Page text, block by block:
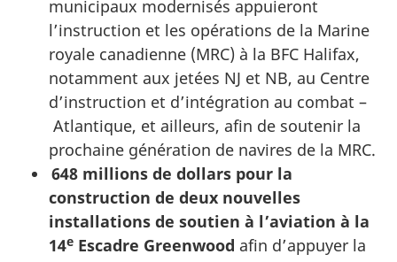
municipaux modernisés appuieront
l’instruction et les opérations de la Marine
royale canadienne (MRC) à la BFC Halifax,
notamment aux jetées NJ et NB, au Centre
d’instruction et d’intégration au combat –
Atlantique, et ailleurs, afin de soutenir la
prochaine génération de navires de la MRC.
648 millions de dollars pour la
construction de deux nouvelles
installations de soutien à l’aviation à la
14e Escadre Greenwood afin d’appuyer la